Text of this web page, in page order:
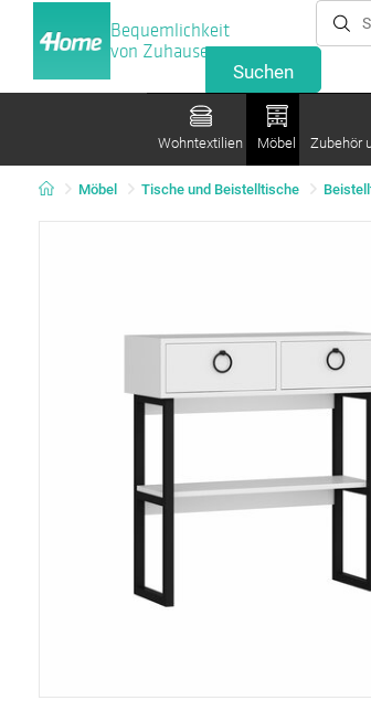
Bequemlichkeit
von Zuhause
Wohntextilien Möbel Zubehör
Möbel Tische und Beistelltische